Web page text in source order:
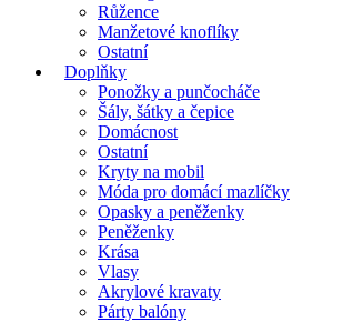
Růžence
Manžetové knoflíky
Ostatní
Doplňky
Ponožky a punčocháče
Šály, šátky a čepice
Domácnost
Ostatní
Kryty na mobil
Móda pro domácí mazlíčky
Opasky a peněženky
Peněženky
Krása
Vlasy
Akrylové kravaty
Párty balóny